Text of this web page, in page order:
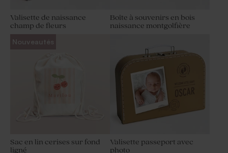
Valisette de naissance
champ de fleurs
Boîte à souvenirs en bois
naissance montgolfière
Nouveautés
Sac en lin cerises sur fond
ligné
Valisette passeport avec
photo